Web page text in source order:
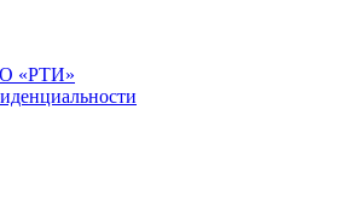
«РТИ»